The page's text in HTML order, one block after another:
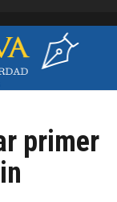
primer